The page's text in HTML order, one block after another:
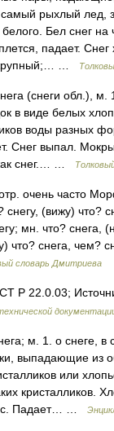
самый рыхлый
Бел снег
падает.
…
(снеги обл.), м.
в виде белых
воды разных
Снег выпал.
снег.… …
очень часто
снегу, (вижу) что?
мн. что? снега,
что? снега, чем?
словарь Дмитриева
Р 22.0.03;
м. 1. о снеге, в
выпадающие из
или
кристалликов.
с. Падает… …